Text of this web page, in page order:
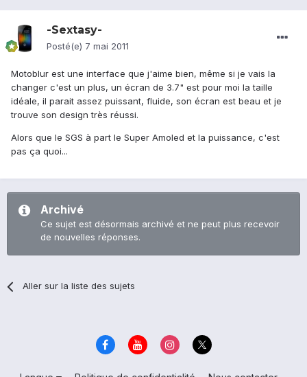
-Sextasy-
Posté(e) 7 mai 2011
Motoblur est une interface que j'aime bien, même si je vais la
changer c'est un plus, un écran de 3.7" est pour moi la taille
idéale, il parait assez puissant, fluide, son écran est beau et je
trouve son design très réussi.
Alors que le SGS à part le Super Amoled et la puissance, c'est
pas ça quoi...
Archivé
Ce sujet est désormais archivé et ne peut plus recevoir
de nouvelles réponses.
Aller sur la liste des sujets